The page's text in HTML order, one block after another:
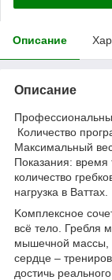
Описание
Описание
Количество
Максимальный
Показания: время
количество
нагрузка в Ваттах.
Kомплексное
всё тело. Гребля
мышечной массы,
сердце –
достичь